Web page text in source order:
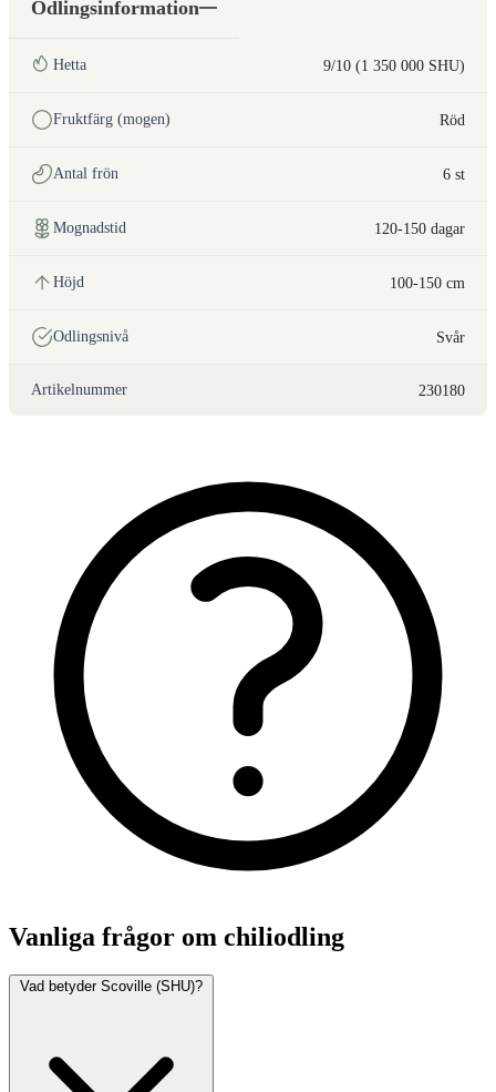
Odlingsinformation
Hetta 9/10 (1 350 000 SHU)
Fruktfärg (mogen) Röd
Antal frön 6 st
Mognadstid 120-150 dagar
Höjd 100-150 cm
Odlingsnivå Svår
Artikelnummer 230180
Vanliga frågor om chiliodling
Vad betyder Scoville (SHU)?